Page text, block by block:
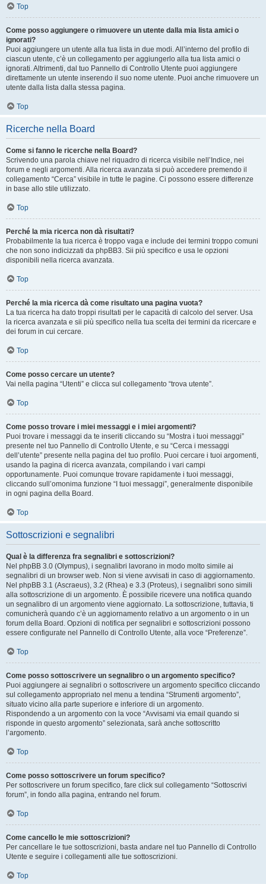
Top
Come posso aggiungere o rimuovere un utente dalla mia lista amici o
ignorati?
Puoi aggiungere un utente alla tua lista in due modi. All’interno del profilo di
ciascun utente, c’è un collegamento per aggiungerlo alla tua lista amici o
ignorati. Altrimenti, dal tuo Pannello di Controllo Utente puoi aggiungere
direttamente un utente inserendo il suo nome utente. Puoi anche rimuovere un
utente dalla lista dalla stessa pagina.
Top
Ricerche nella Board
Come si fanno le ricerche nella Board?
Scrivendo una parola chiave nel riquadro di ricerca visibile nell’Indice, nei
forum e negli argomenti. Alla ricerca avanzata si può accedere premendo il
collegamento “Cerca” visibile in tutte le pagine. Ci possono essere differenze
in base allo stile utilizzato.
Top
Perché la mia ricerca non dà risultati?
Probabilmente la tua ricerca è troppo vaga e include dei termini troppo comuni
che non sono indicizzati da phpBB3. Sii più specifico e usa le opzioni
disponibili nella ricerca avanzata.
Top
Perché la mia ricerca dà come risultato una pagina vuota?
La tua ricerca ha dato troppi risultati per le capacità di calcolo del server. Usa
la ricerca avanzata e sii più specifico nella tua scelta dei termini da ricercare e
dei forum in cui cercare.
Top
Come posso cercare un utente?
Vai nella pagina “Utenti” e clicca sul collegamento “trova utente”.
Top
Come posso trovare i miei messaggi e i miei argomenti?
Puoi trovare i messaggi da te inseriti cliccando su “Mostra i tuoi messaggi”
presente nel tuo Pannello di Controllo Utente, e su “Cerca i messaggi
dell’utente” presente nella pagina del tuo profilo. Puoi cercare i tuoi argomenti,
usando la pagina di ricerca avanzata, compilando i vari campi
opportunamente. Puoi comunque trovare rapidamente i tuoi messaggi,
cliccando sull’omonima funzione “I tuoi messaggi”, generalmente disponibile
in ogni pagina della Board.
Top
Sottoscrizioni e segnalibri
Qual è la differenza fra segnalibri e sottoscrizioni?
Nel phpBB 3.0 (Olympus), i segnalibri lavorano in modo molto simile ai
segnalibri di un browser web. Non si viene avvisati in caso di aggiornamento.
Nel phpBB 3.1 (Ascraeus), 3.2 (Rhea) e 3.3 (Proteus), i segnalibri sono simili
alla sottoscrizione di un argomento. È possibile ricevere una notifica quando
un segnalibro di un argomento viene aggiornato. La sottoscrizione, tuttavia, ti
comunicherà quando c’è un aggiornamento relativo a un argomento o in un
forum della Board. Opzioni di notifica per segnalibri e sottoscrizioni possono
essere configurate nel Pannello di Controllo Utente, alla voce “Preferenze”.
Top
Come posso sottoscrivere un segnalibro o un argomento specifico?
Puoi aggiungere ai segnalibri o sottoscrivere un argomento specifico cliccando
sul collegamento appropriato nel menu a tendina “Strumenti argomento”,
situato vicino alla parte superiore e inferiore di un argomento.
Rispondendo a un argomento con la voce “Avvisami via email quando si
risponde in questo argomento” selezionata, sarà anche sottoscritto
l’argomento.
Top
Come posso sottoscrivere un forum specifico?
Per sottoscrivere un forum specifico, fare click sul collegamento “Sottoscrivi
forum”, in fondo alla pagina, entrando nel forum.
Top
Come cancello le mie sottoscrizioni?
Per cancellare le tue sottoscrizioni, basta andare nel tuo Pannello di Controllo
Utente e seguire i collegamenti alle tue sottoscrizioni.
Top